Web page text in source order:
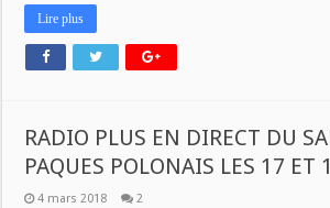
Lire plus
RADIO PLUS EN DIRECT DU
PAQUES POLONAIS LES 17 ET
4 mars 2018 2